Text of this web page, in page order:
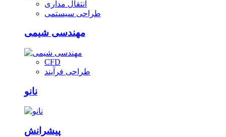
انتقال مداری
طراحی سیستمی
مهندسی شیمی
CFD
طراحی فرآیند
نانو
پیشرانش